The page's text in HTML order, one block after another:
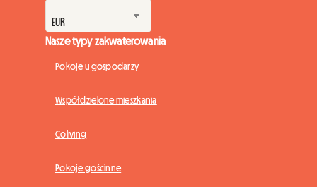
Nasze typy zakwaterowania
Pokoje u gospodarzy
Współdzielone mieszkania
Coliving
Pokoje gościnne